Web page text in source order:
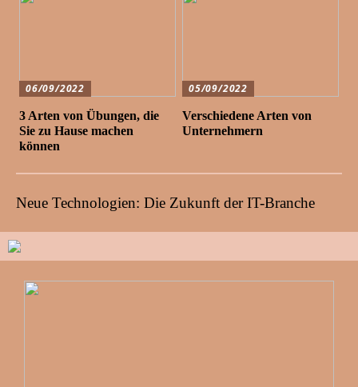
06/09/2022
3 Arten von Übungen, die
Sie zu Hause machen
können
05/09/2022
Verschiedene Arten von
Unternehmern
Neue Technologien: Die Zukunft der IT-Branche